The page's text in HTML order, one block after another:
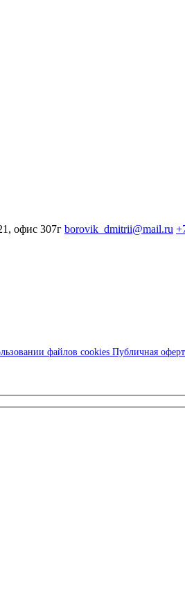
офис 307г borovik_dmitrii@mail.ru
файлов cookies Публичная